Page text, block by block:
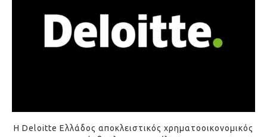
Η Deloitte Ελλάδος αποκλειστικός χρηματοοικονομικός